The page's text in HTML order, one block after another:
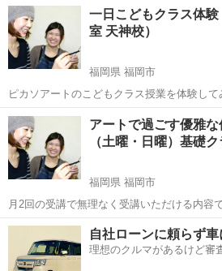
系大学・短大の現役合格に力を入れていま
一人ひとりの志望校に合わせた個別カリキ...
福岡 福岡市 デッサン
一日こどもクラス体
室 天神校）
福岡県 福岡市
ピカソアートのこどもクラス授業を体験し
一回きりの体験授業を行います。
福岡 福岡市 デッサン
アートで過ごす優雅
（土曜・日曜）基礎
福岡県 福岡市
月2回の受講で無理なく受講いただける内容
デッサンと水彩を順を追って学べるので、
識と技術を身に付けられます。 自分のペー
初心者の方でも安心して絵画を楽しめ...
福岡 福岡市 その他
自社ローンに頼らず
理想のクルマがあるけど審